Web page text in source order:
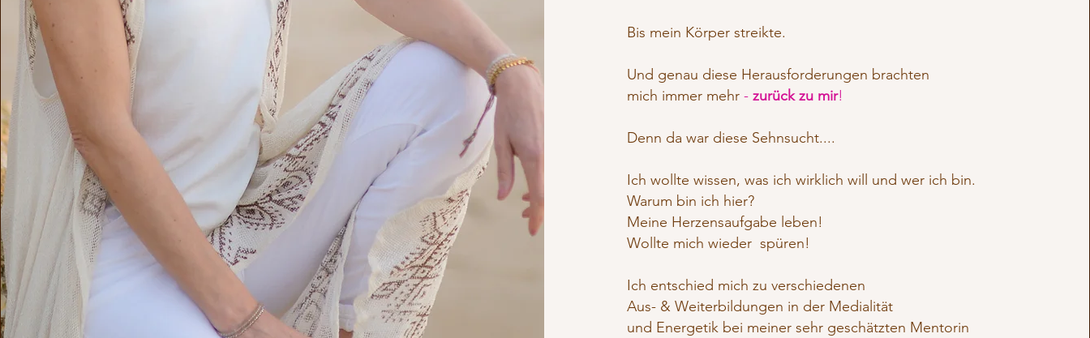
Bis mein Körper streikte.
Und genau diese Herausforderungen brachten
mich immer mehr - zurück zu mir!
Denn da war diese Sehnsucht....
Ich wollte wissen, was ich wirklich will und wer ich bin.
Warum bin ich hier?
Meine Herzensaufgabe leben!
Wollte mich wieder spüren!
Ich entschied mich zu verschiedenen
Aus- & Weiterbildungen in der Medialität
und Energetik bei meiner sehr geschätzten Mentorin